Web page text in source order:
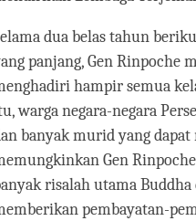
dua belas tahun
panjang, Gen Rinpoche
hampir semua
warga negara-negara
banyak murid yang
Gen
risalah utama
pembayatan-